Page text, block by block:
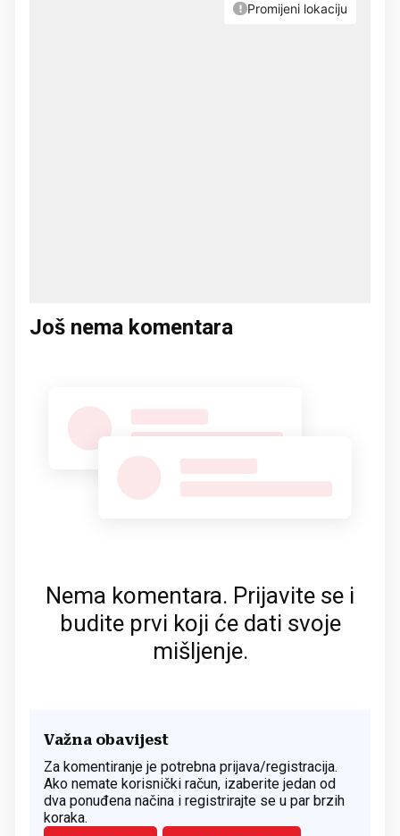
Još nema komentara
Nema komentara. Prijavite se i
budite prvi koji će dati svoje
mišljenje.
Važna obavijest
Za komentiranje je potrebna prijava/registracija.
Ako nemate korisnički račun, izaberite jedan od
dva ponuđena načina i registrirajte se u par brzih
koraka.